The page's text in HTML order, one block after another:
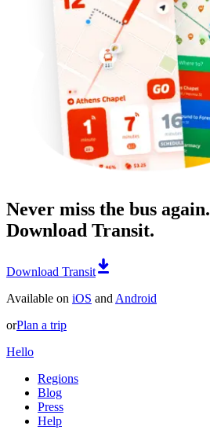
Never miss the bus again.
Download Transit.
Download Transit
Available on iOS and Android
orPlan a trip
Hello
Regions
Blog
Press
Help